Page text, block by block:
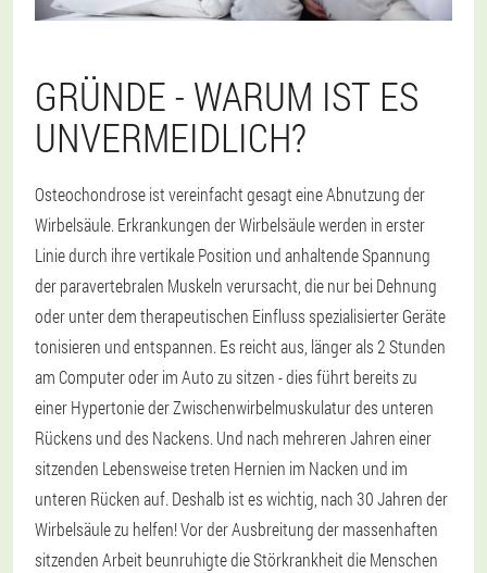
GRÜNDE - WARUM IST ES
UNVERMEIDLICH?
Osteochondrose ist vereinfacht gesagt eine Abnutzung der
Wirbelsäule. Erkrankungen der Wirbelsäule werden in erster
Linie durch ihre vertikale Position und anhaltende Spannung
der paravertebralen Muskeln verursacht, die nur bei Dehnung
oder unter dem therapeutischen Einfluss spezialisierter Geräte
tonisieren und entspannen. Es reicht aus, länger als 2 Stunden
am Computer oder im Auto zu sitzen - dies führt bereits zu
einer Hypertonie der Zwischenwirbelmuskulatur des unteren
Rückens und des Nackens. Und nach mehreren Jahren einer
sitzenden Lebensweise treten Hernien im Nacken und im
unteren Rücken auf. Deshalb ist es wichtig, nach 30 Jahren der
Wirbelsäule zu helfen! Vor der Ausbreitung der massenhaften
sitzenden Arbeit beunruhigte die Störkrankheit die Menschen